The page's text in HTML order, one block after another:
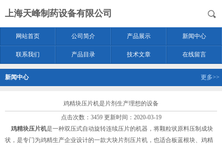
上海天峰制药设备有限公司
网站首页 公司简介 产品展示 新闻中心
联系我们 产品目录 技术文章 在线留言
新闻中心 更多>>
鸡精块压片机是片剂生产理想的设备
点击次数：3459 更新时间：2020-03-19
鸡精块压片机是一种双压式自动旋转连续压片的机器，将颗粒状原料压制成块
状，是专门为鸡精生产企业设计的一款大块片剂压片机，也适合板蓝根块、鸡精